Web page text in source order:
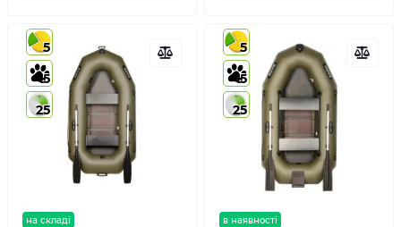
на складі
5
5
25
в наявності
5
5
25